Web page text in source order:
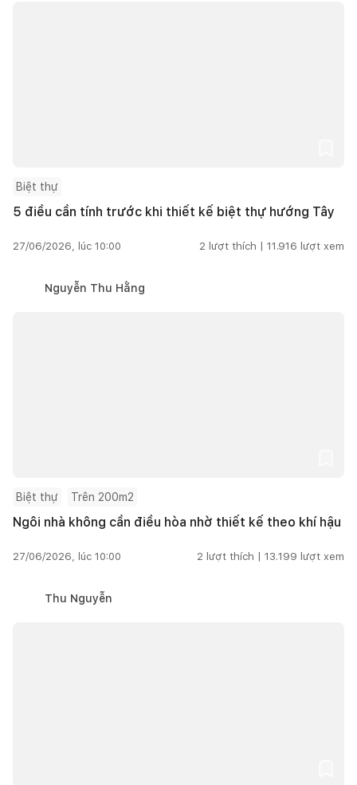
Biệt thự
5 điều cần tính trước khi thiết kế biệt thự hướng Tây
27/06/2026, lúc 10:00 2 lượt thích | 11.916 lượt xem
Nguyễn Thu Hằng
Biệt thự Trên 200m2
Ngôi nhà không cần điều hòa nhờ thiết kế theo khí hậu
27/06/2026, lúc 10:00 2 lượt thích | 13.199 lượt xem
Thu Nguyễn